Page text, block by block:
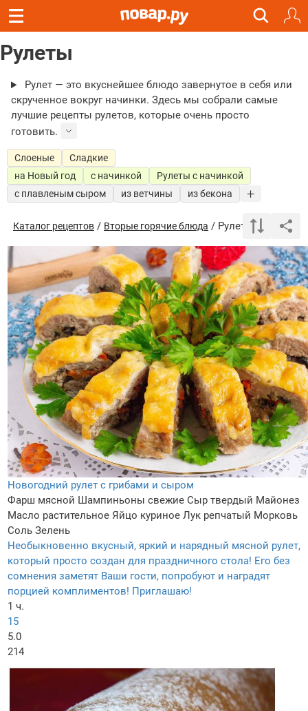
Рулеты
Рулет — это вкуснейшее блюдо завернутое в себя или
скрученное вокруг начинки. Здесь мы собрали самые
лучшие рецепты рулетов, которые очень просто
готовить.
Слоеные
Сладкие
на Новый год
с начинкой
Рулеты с начинкой
с плавленым сыром
из ветчины из бекона
Каталог рецептов / Вторые горячие блюда / Рулеты
Новогодний рулет с грибами и сыром
Фарш мясной Шампиньоны свежие Сыр твердый Майонез
Масло растительное Яйцо куриное Лук репчатый Морковь
Соль Зелень
Необыкновенно вкусный, яркий и нарядный мясной рулет,
который просто создан для праздничного стола! Его без
сомнения заметят Ваши гости, попробуют и наградят
порцией комплиментов! Приглашаю!
1 ч.
15
5.0
214